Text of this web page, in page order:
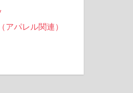
アパレル関連）